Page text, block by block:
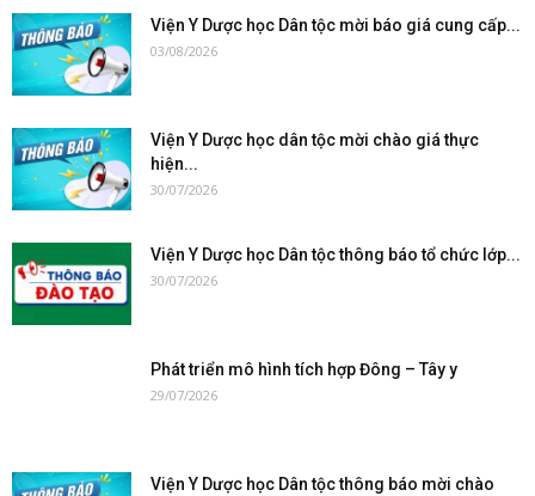
Viện Y Dược học Dân tộc mời báo giá cung cấp...
03/08/2026
Viện Y Dược học dân tộc mời chào giá thực
hiện...
30/07/2026
Viện Y Dược học Dân tộc thông báo tổ chức lớp...
30/07/2026
Phát triển mô hình tích hợp Đông – Tây y
29/07/2026
Viện Y Dược học Dân tộc thông báo mời chào